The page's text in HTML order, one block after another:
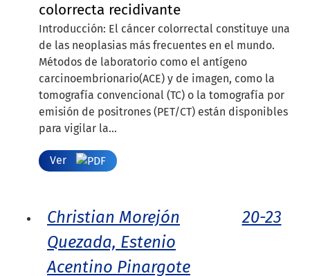
colorrecta recidivante
Introducción: El cáncer colorrectal constituye una
de las neoplasias más frecuentes en el mundo.
Métodos de laboratorio como el antígeno
carcinoembrionario(ACE) y de imagen, como la
tomografía convencional (TC) o la tomografía por
emisión de positrones (PET/CT) están disponibles
para vigilar la...
Ver
Christian Morejón
Quezada, Estenio
Acentino Pinargote
20-23